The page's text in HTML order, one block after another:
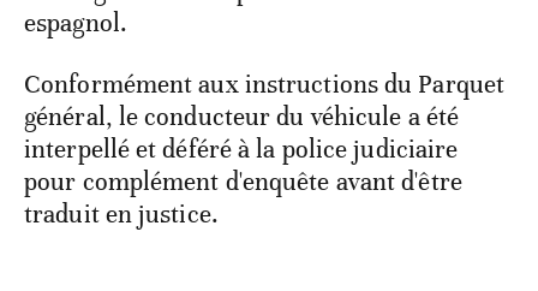
espagnol.
Conformément aux instructions du Parquet
général, le conducteur du véhicule a été
interpellé et déféré à la police judiciaire
pour complément d'enquête avant d'être
traduit en justice.